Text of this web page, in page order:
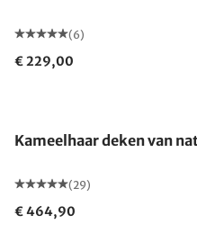
(6)
€ 229,00
Kameelhaar deken van
(29)
€ 464,90